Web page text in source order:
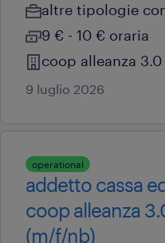
altre tipologie
9 € - 10 € oraria
coop alleanza
9 luglio 2026
operational
addetto cassa
coop alleanza
(m/f/nb)